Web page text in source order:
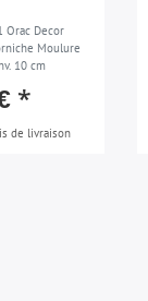
Orac Decor
Moulure
10 cm
*
de livraison